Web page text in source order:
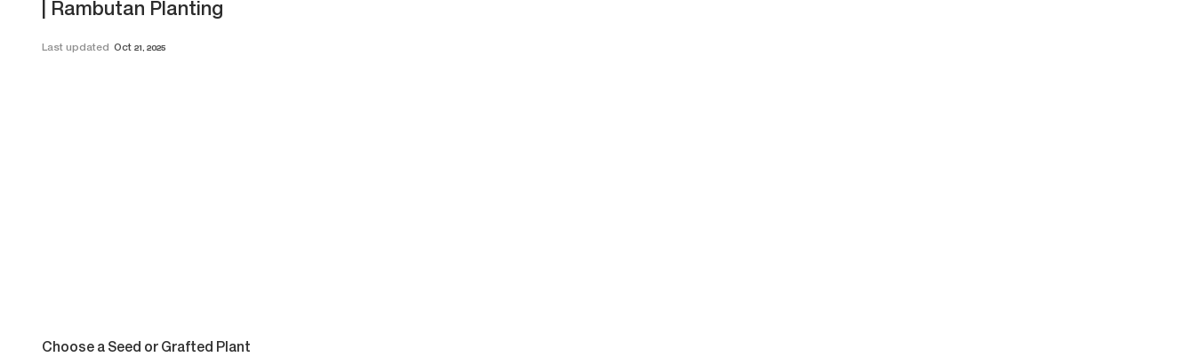
| Rambutan Planting
Last updated Oct 21, 2025
Choose a Seed or Grafted Plant